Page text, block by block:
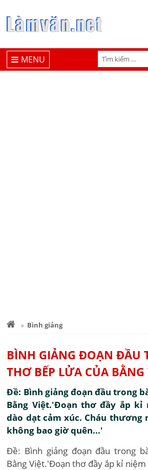
MENU
Bình giảng
BÌNH GIẢNG ĐOẠN ĐẦU
THƠ BẾP LỬA CỦA BẰNG
Đề: Bình giảng đoạn đầu trong
Bằng Việt.'Đoạn thơ đầy ắp
dào dạt cảm xúc. Cháu thương
không bao giờ quên...'
Đề: Bình giảng đoạn đầu trong
Bằng Việt.'Đoạn thơ đầy ắp kỉ